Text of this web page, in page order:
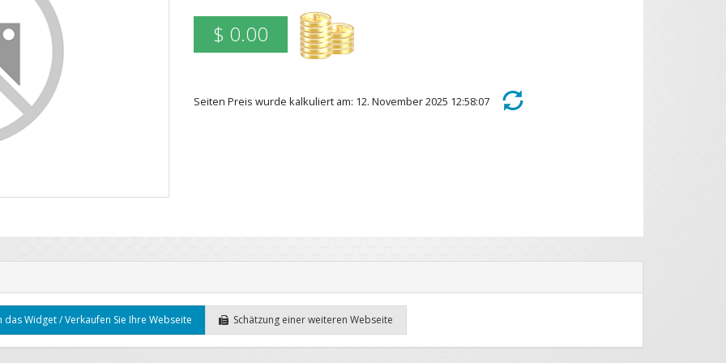
$ 0.00
Seiten Preis wurde kalkuliert am: 12. November 2025 12:58:07
Widget / Verkaufen Sie Ihre Webseite Schätzung einer weiteren Webseite